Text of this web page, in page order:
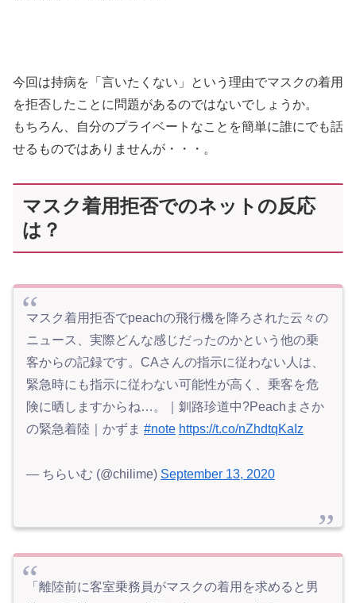
今回は持病を「言いたくない」という理由でマスクの着用
を拒否したことに問題があるのではないでしょうか。
もちろん、自分のプライベートなことを簡単に誰にでも話
せるものではありませんが・・・。
マスク着用拒否でのネットの反応
は？
マスク着用拒否でpeachの飛行機を降ろされた云々の
ニュース、実際どんな感じだったのかという他の乗
客からの記録です。CAさんの指示に従わない人は、
緊急時にも指示に従わない可能性が高く、乗客を危
険に晒しますからね…。｜釧路珍道中?Peachまさか
の緊急着陸｜かずま #note https://t.co/nZhdtqKaIz
— ちらいむ (@chilime) September 13, 2020
「離陸前に客室乗務員がマスクの着用を求めると男